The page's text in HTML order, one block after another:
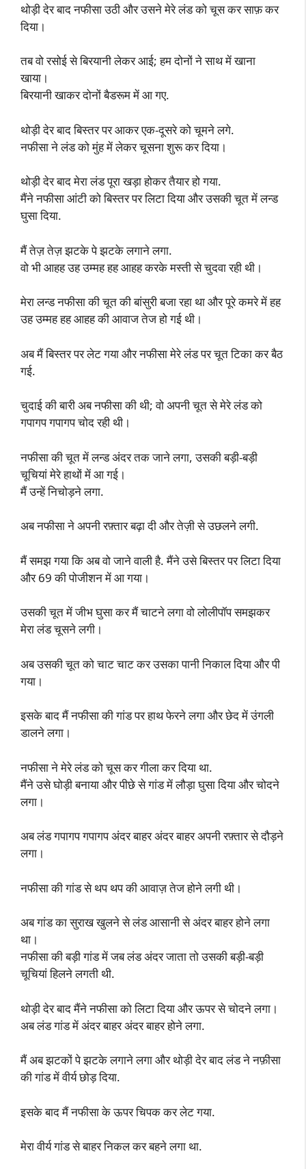
थोड़ी देर बाद नफीसा उठी और उसने मेरे लंड को चूस कर साफ़ कर
दिया।
तब वो रसोई से बिरयानी लेकर आई; हम दोनों ने साथ में खाना
खाया।
बिरयानी खाकर दोनों बैडरूम में आ गए.
थोड़ी देर बाद बिस्तर पर आकर एक-दूसरे को चूमने लगे.
नफीसा ने लंड को मुंह में लेकर चूसना शुरू कर दिया।
थोड़ी देर बाद मेरा लंड पूरा खड़ा होकर तैयार हो गया.
मैंने नफीसा आंटी को बिस्तर पर लिटा दिया और उसकी चूत में लन्ड
घुसा दिया.
मैं तेज़ तेज़ झटके पे झटके लगाने लगा.
वो भी आहह उह उम्मह हह आहह करके मस्ती से चुदवा रही थी।
मेरा लन्ड नफीसा की चूत की बांसुरी बजा रहा था और पूरे कमरे में हह
उह उम्मह हह आहह की आवाज तेज हो गई थी।
अब मैं बिस्तर पर लेट गया और नफीसा मेरे लंड पर चूत टिका कर बैठ
गई.
चुदाई की बारी अब नफीसा की थी; वो अपनी चूत से मेरे लंड को
गपागप गपागप चोद रही थी।
नफीसा की चूत में लन्ड अंदर तक जाने लगा, उसकी बड़ी-बड़ी
चूचियां मेरे हाथों में आ गई।
मैं उन्हें निचोड़ने लगा.
अब नफीसा ने अपनी रफ़्तार बढ़ा दी और तेज़ी से उछलने लगी.
मैं समझ गया कि अब वो जाने वाली है. मैंने उसे बिस्तर पर लिटा दिया
और 69 की पोजीशन में आ गया।
उसकी चूत में जीभ घुसा कर मैं चाटने लगा वो लोलीपॉप समझकर
मेरा लंड चूसने लगी।
अब उसकी चूत को चाट चाट कर उसका पानी निकाल दिया और पी
गया।
इसके बाद मैं नफीसा की गांड पर हाथ फेरने लगा और छेद में उंगली
डालने लगा।
नफीसा ने मेरे लंड को चूस कर गीला कर दिया था.
मैंने उसे घोड़ी बनाया और पीछे से गांड में लौड़ा घुसा दिया और चोदने
लगा।
अब लंड गपागप गपागप अंदर बाहर अंदर बाहर अपनी रफ़्तार से दौड़ने
लगा।
नफीसा की गांड से थप थप की आवाज़ तेज होने लगी थी।
अब गांड का सुराख खुलने से लंड आसानी से अंदर बाहर होने लगा
था।
नफीसा की बड़ी गांड में जब लंड अंदर जाता तो उसकी बड़ी-बड़ी
चूचियां हिलने लगती थी.
थोड़ी देर बाद मैंने नफीसा को लिटा दिया और ऊपर से चोदने लगा।
अब लंड गांड में अंदर बाहर अंदर बाहर होने लगा.
मैं अब झटकों पे झटके लगाने लगा और थोड़ी देर बाद लंड ने नफ़ीसा
की गांड में वीर्य छोड़ दिया.
इसके बाद मैं नफीसा के ऊपर चिपक कर लेट गया.
मेरा वीर्य गांड से बाहर निकल कर बहने लगा था.